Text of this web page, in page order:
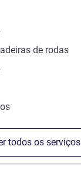
de rodas
todos os serviços